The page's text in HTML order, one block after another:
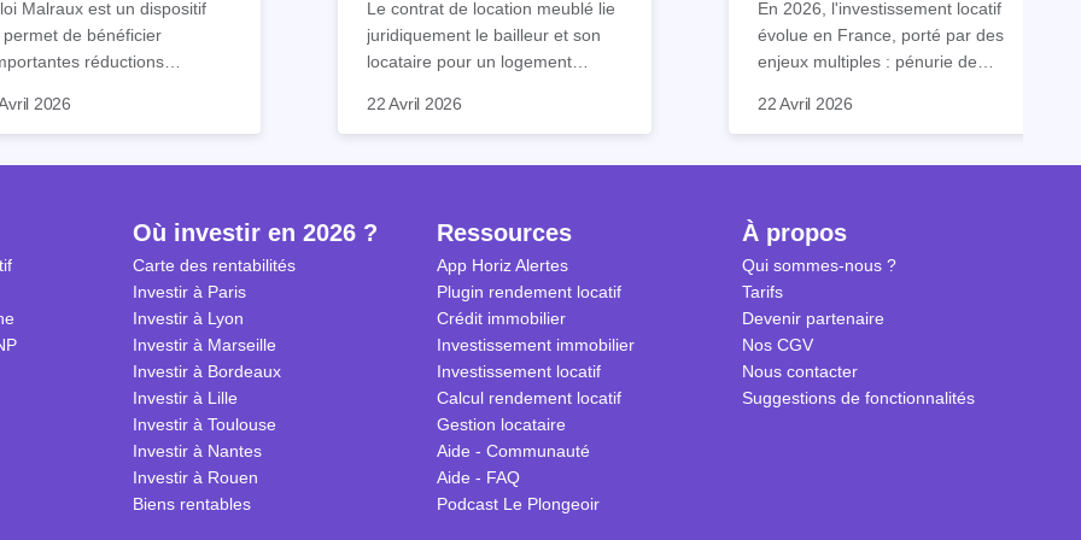
Malraux est un dispositif
permet de bénéficier
réductions
Elle concerne les
destinés à la location.
démarches effectuer
en bénéficier ? Suivez notre
complet !
2026
Le contrat de location meublé lie
juridiquement le bailleur et son
locataire pour un logement
de nombreuses clauses que
Nous vous expliquons dans ce
le contrat de location meublé en
2026.
22 Avril 2026
vers le LLI en 2026
En 2026, l'investissement locatif
évolue en France, porté par des
enjeux multiples : pénurie de
progressif des dispositifs de
besoin croissant de répondre à la
social, mais trop modeste pour le
marché privé.
LLI, ou Logement Locatif
une solution d'avenir. Ce
22 Avril 2026
Où investir en 2026 ?
Carte des rentabilités
Investir à Paris
Investir à Lyon
Investir à Marseille
Investir à Bordeaux
Investir à Lille
Investir à Toulouse
Investir à Nantes
Investir à Rouen
Biens rentables
Ressources
App Horiz Alertes
Plugin rendement locatif
Crédit immobilier
Investissement immobilier
Investissement locatif
Calcul rendement locatif
Gestion locataire
Aide - Communauté
Aide - FAQ
Podcast Le Plongeoir
À propos
Qui sommes-nous ?
Tarifs
Devenir partenaire
Nos CGV
Nous contacter
Suggestions de fonctionnalités